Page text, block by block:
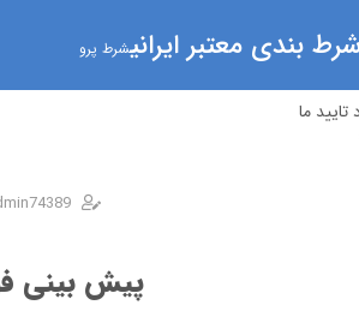
بندی معتبر ایرانیشرط پرو
ما
پیش‌ بینی